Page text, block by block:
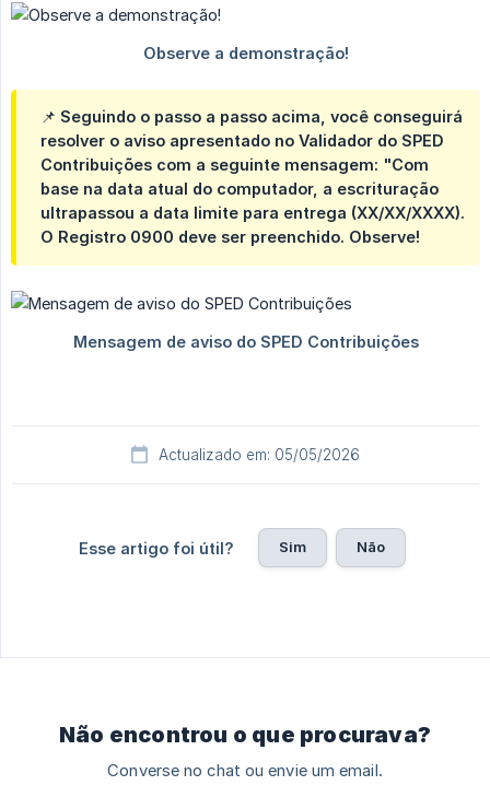
📌 Seguindo o passo a passo acima, você conseguirá
resolver o aviso apresentado no Validador do SPED
Contribuições com a seguinte mensagem: "Com
base na data atual do computador, a escrituração
ultrapassou a data limite para entrega (XX/XX/XXXX).
O Registro 0900 deve ser preenchido. Observe!
Actualizado em: 05/05/2026
Esse artigo foi útil? Sim Não
Não encontrou o que procurava?
Converse no chat ou envie um email.